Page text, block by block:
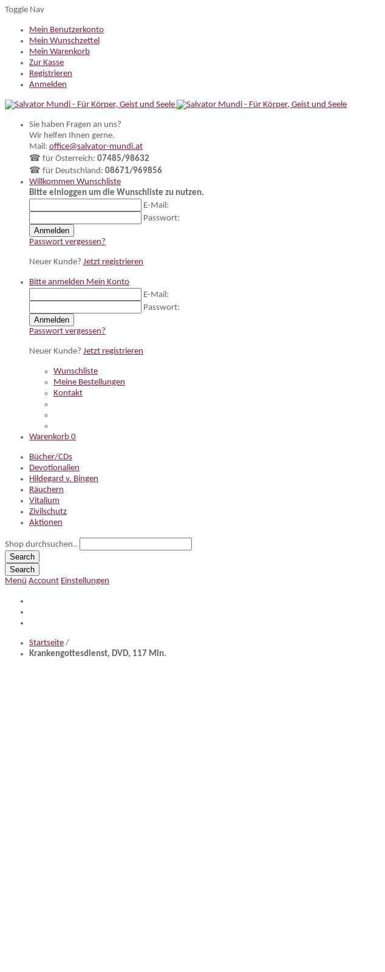
Toggle Nav
Mein Benutzerkonto
Mein Wunschzettel
Mein Warenkorb
Zur Kasse
Registrieren
Anmelden
Sie haben Fragen an uns?
Wir helfen Ihnen gerne.
Mail: office@salvator-mundi.at
☎ für Österreich: 07485/98632
☎ für Deutschland: 08671/969856
Willkommen Wunschliste
Bitte einloggen um die Wunschliste zu nutzen.
E-Mail:
Passwort:
Anmelden
Passwort vergessen?
Neuer Kunde? Jetzt registrieren
Bitte anmelden Mein Konto
E-Mail:
Passwort:
Anmelden
Passwort vergessen?
Neuer Kunde? Jetzt registrieren
Wunschliste
Meine Bestellungen
Kontakt
Warenkorb 0
Bücher/CDs
Devotionalien
Hildegard v. Bingen
Räuchern
Vitalium
Zivilschutz
Aktionen
Shop durchsuchen..
Search
Search
Menü Account Einstellungen
Startseite /
Krankengottesdienst, DVD, 117 Min.